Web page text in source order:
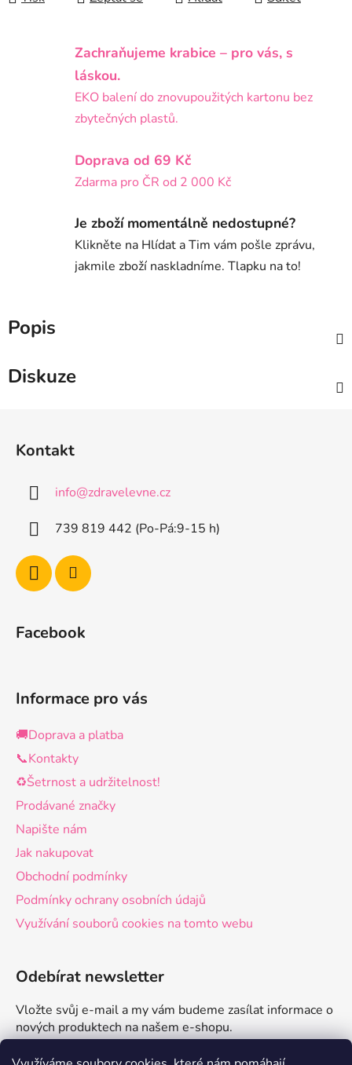
Zachraňujeme krabice – pro vás, s
láskou.
EKO balení do znovupoužitých kartonu bez
zbytečných plastů.
Doprava od 69 Kč
Zdarma pro ČR od 2 000 Kč
Je zboží momentálně nedostupné?
Klikněte na Hlídat a Tim vám pošle zprávu,
jakmile zboží naskladníme. Tlapku na to!
Popis
Diskuze
Kontakt
info@zdravelevne.cz
739 819 442 (Po-Pá:9-15 h)
Facebook
Informace pro vás
🚚Doprava a platba
📞Kontakty
♻️Šetrnost a udržitelnost!
Prodávané značky
Napište nám
Jak nakupovat
Obchodní podmínky
Podmínky ochrany osobních údajů
Využívání souborů cookies na tomto webu
Odebírat newsletter
Vložte svůj e-mail a my vám budeme zasílat informace o
nových produktech na našem e-shopu.
E-mail